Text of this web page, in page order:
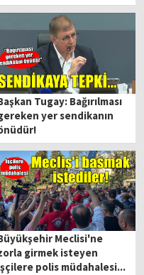
Tugay: Bağırılması
yer sendikanın
Meclisi'ne
girmek isteyen
polis müdahalesi...